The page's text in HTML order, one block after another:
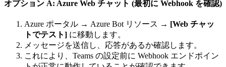
オプション A: Azure Web チャット (最初に Webhook を確認)
Azure ポータル → Azure Bot リソース → [Web チャッ
トでテスト] に移動します。
メッセージを送信し、応答があるか確認します。
これにより、Teams の設定前に Webhook エンドポイン